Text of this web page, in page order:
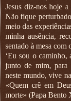
Jesus diz-nos hoje
Não fique
meio das
minha ausência,
sentado à mesa com
‘Eu sou o caminho,
junto de mim, para
neste mundo, vive
«Quem crê em
morte» (Papa